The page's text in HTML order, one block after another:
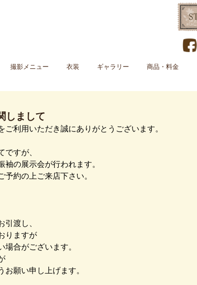
撮影メニュー 衣装 ギャラリー 商品・料金
しまして
利用いただき誠にありがとうございます。
すが、
の展示会が行われます。
約の上ご来店下さい。
渡し、
りますが
合がございます。
願い申し上げます。